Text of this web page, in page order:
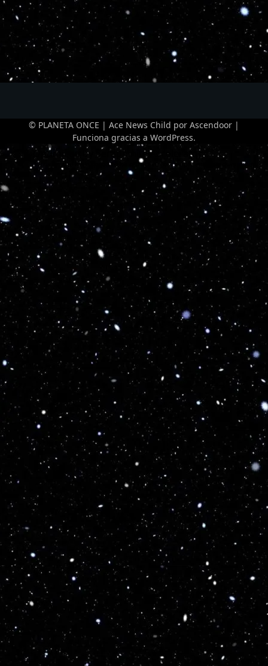
© PLANETA ONCE | Ace News Child por Ascendoor |
Funciona gracias a WordPress.
Optimized by Seraphinite Accelerator
Turns on site high speed to be attractive for people and search engines.